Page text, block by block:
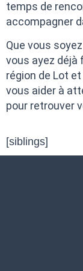
temps de
accompagner
Que vous
vous ayez déjà
région de Lot
vous aider à
pour retrouver
[siblings]